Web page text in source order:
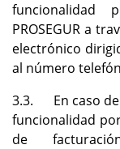
funcionalidad
PROSEGUR a
electrónico
al número
3.3. En caso de
funcionalidad
de